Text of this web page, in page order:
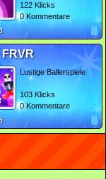
122 Klicks
0 Kommentare
Lustige Ballerspiele
103 Klicks
0 Kommentare